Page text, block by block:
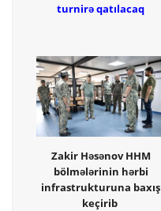
turnirə qatılacaq
Zakir Həsənov HHM
bölmələrinin hərbi
infrastrukturuna baxış
keçirib